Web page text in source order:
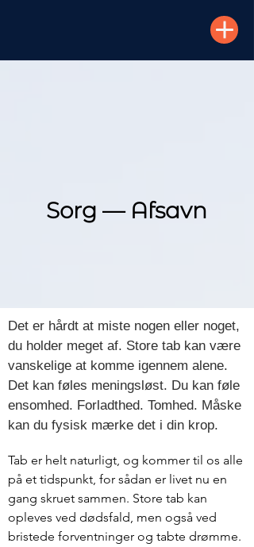
Sorg — Afsavn
Det er hårdt at miste nogen eller noget,
du holder meget af. Store tab kan være
vanskelige at komme igennem alene.
Det kan føles meningsløst. Du kan føle
ensomhed. Forladthed. Tomhed. Måske
kan du fysisk mærke det i din krop.
Tab er helt naturligt, og kommer til os alle
på et tidspunkt, for sådan er livet nu en
gang skruet sammen. Store tab kan
opleves ved dødsfald, men også ved
bristede forventninger og tabte drømme.